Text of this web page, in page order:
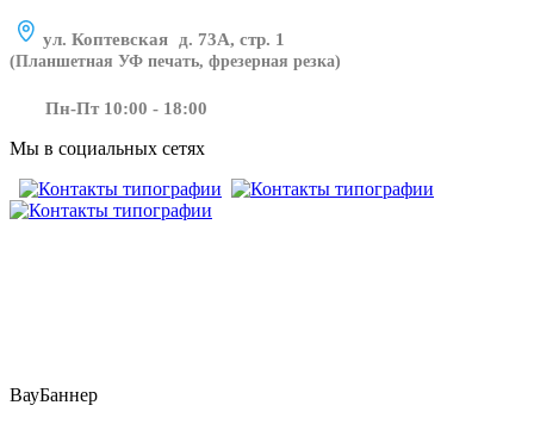
ул. Коптевская д. 73А, стр. 1
(Планшетная УФ печать, фрезерная резка)
Пн-Пт 10:00 - 18:00
Мы в социальных сетях
ВауБаннер